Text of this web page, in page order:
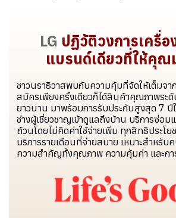
LG ปฏิวัติวงการเครื่อ
แบรนด์เดียวที่ให้คุณ
ชาวนราธิวาสพบกับความคุ้มที่จัดให้เต็มจา
สมัครเพียงครั้งเดียวก็ได้สินค้าคุณภาพระดั
ยาวนาน มาพร้อมการรับประกันสูงสุด 7 ปี
ช่างผู้เชี่ยวชาญเข้าดูแลถึงบ้าน บริการซ่อม
ถ้วนโดยไม่คิดค่าใช้จ่ายเพิ่ม ทุกสิทธิประโย
บริการรายเดือนที่จ่ายสบาย เหมาะสำหรับ
ความสำคัญทั้งคุณภาพ ความคุ้มค่า และกา